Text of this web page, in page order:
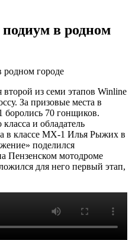
в родном
из семи этапов Winline
За призовые места в
70 гонщиков.
и обладатель
в классе MX-1 Илья Рыжих в
поделился
Пензенском мотодроме
для него первый этап,